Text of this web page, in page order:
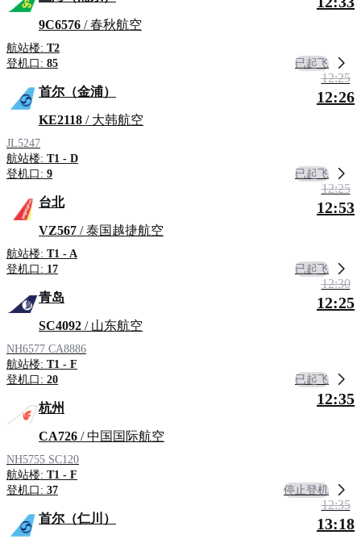
9C6576 / 春秋航空
航站楼: T2
登机口: 85 已起飞
首尔（金浦）
KE2118 / 大韩航空
JL5247
航站楼: T1 - D
登机口: 9
12:25
12:26
已起飞
台北
VZ567 / 泰国越捷航空
航站楼: T1 - A
登机口: 17
12:25
12:53
已起飞
青岛
SC4092 / 山东航空
NH6577 CA8886
航站楼: T1 - F
登机口: 20
12:30
12:25
已起飞
杭州
CA726 / 中国国际航空
NH5755 SC120
航站楼: T1 - F
登机口: 37
12:35
停止登机
首尔（仁川）
12:35
13:18